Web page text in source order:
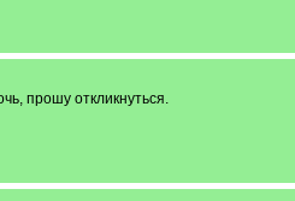
прошу откликнуться.